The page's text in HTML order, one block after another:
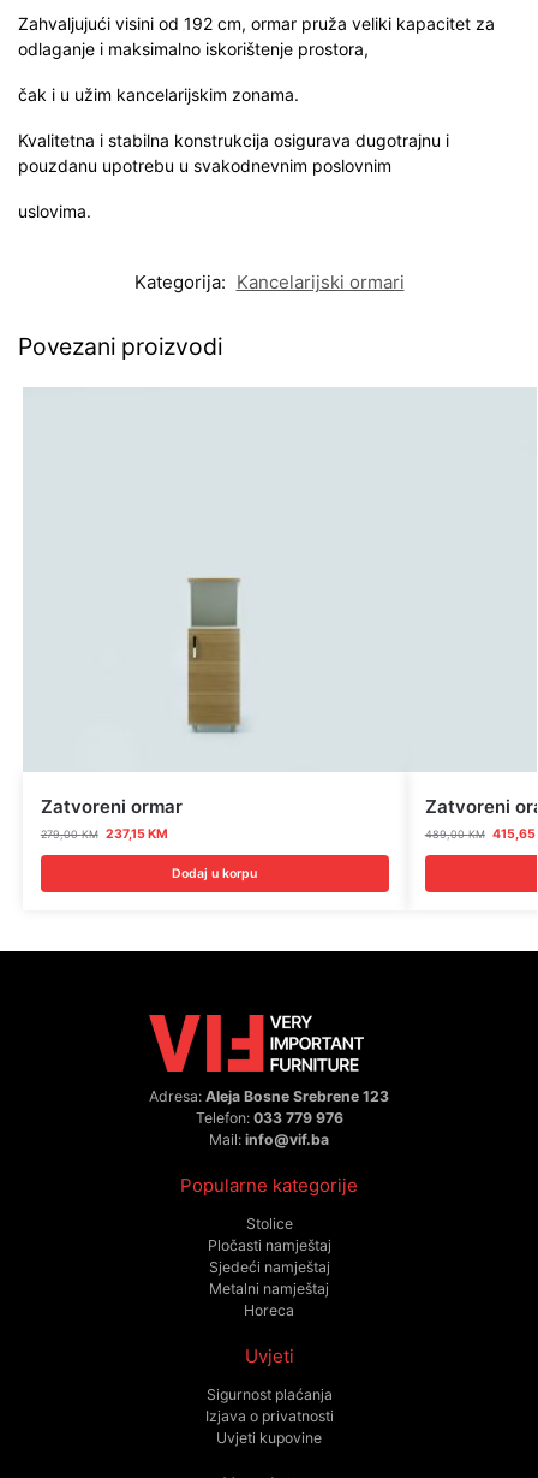
Zahvaljujući visini od 192 cm, ormar pruža veliki kapacitet za
odlaganje i maksimalno iskorištenje prostora,
čak i u užim kancelarijskim zonama.
Kvalitetna i stabilna konstrukcija osigurava dugotrajnu i
pouzdanu upotrebu u svakodnevnim poslovnim
uslovima.
Kategorija: Kancelarijski ormari
Povezani proizvodi
Zatvoreni ormar
279,00KM 237,15KM
Dodaj u korpu
Zatvoreni
489,00KM 415,65
Adresa: Aleja Bosne Srebrene 123
Telefon: 033 779 976
Mail: info@vif.ba
Popularne kategorije
Stolice
Pločasti namještaj
Sjedeći namještaj
Metalni namještaj
Horeca
Uvjeti
Sigurnost plaćanja
Izjava o privatnosti
Uvjeti kupovine